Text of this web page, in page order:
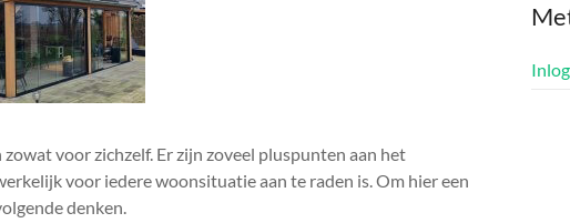
voor zichzelf. Er zijn zoveel pluspunten aan het
voor iedere woonsituatie aan te raden is. Om hier een
denken.